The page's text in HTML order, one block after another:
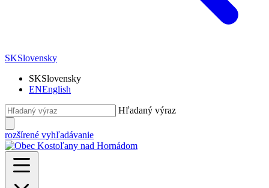
SKSlovensky
SKSlovensky
ENEnglish
Hľadaný výraz
rozšírené vyhľadávanie